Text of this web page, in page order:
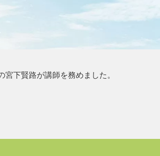
下賢路が講師を務めました。